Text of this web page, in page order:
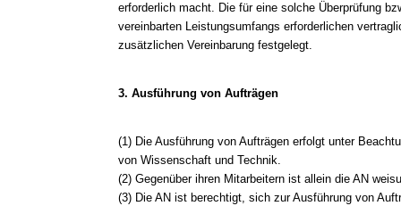
erforderlich macht. Die für eine solche Überprüfung
vereinbarten Leistungsumfangs erforderlichen
zusätzlichen Vereinbarung festgelegt.
3. Ausführung von Aufträgen
(1) Die Ausführung von Aufträgen erfolgt unter
von Wissenschaft und Technik.
(2) Gegenüber ihren Mitarbeitern ist allein die AN
(3) Die AN ist berechtigt, sich zur Ausführung von